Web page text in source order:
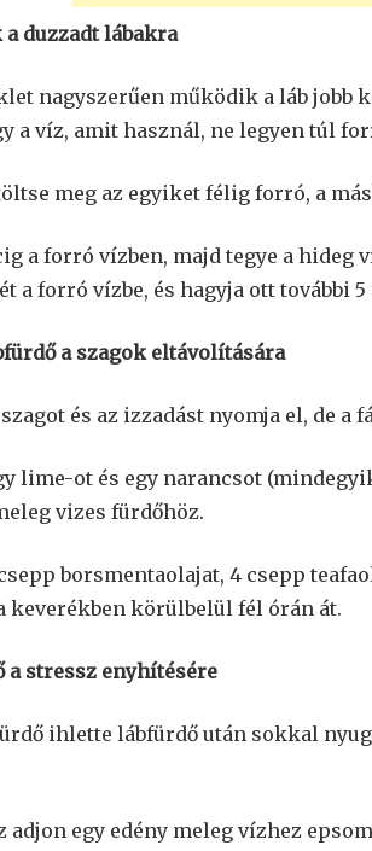
duzzadt lábakra
nagyszerűen működik a láb jobb
a víz, amit használ, ne legyen túl
meg az egyiket félig forró, a
a forró vízben, majd tegye a hideg
a forró vízbe, és hagyja ott további
a szagok eltávolítására
és az izzadást nyomja el, de
lime-ot és egy narancsot
vizes fürdőhöz.
borsmentaolajat, 4 csepp
keverékben körülbelül fél órán át.
a stressz enyhítésére
ihlette lábfürdő után sokkal
egy edény meleg vízhez